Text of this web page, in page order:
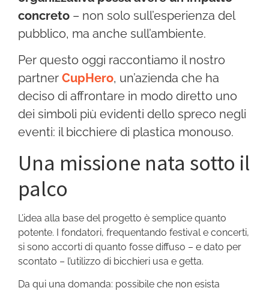
concreto – non solo sull’esperienza del
pubblico, ma anche sull’ambiente.
Per questo oggi raccontiamo il nostro
partner CupHero, un’azienda che ha
deciso di affrontare in modo diretto uno
dei simboli più evidenti dello spreco negli
eventi: il bicchiere di plastica monouso.
Una missione nata sotto il
palco
L’idea alla base del progetto è semplice quanto
potente. I fondatori, frequentando festival e concerti,
si sono accorti di quanto fosse diffuso – e dato per
scontato – l’utilizzo di bicchieri usa e getta.
Da qui una domanda: possibile che non esista